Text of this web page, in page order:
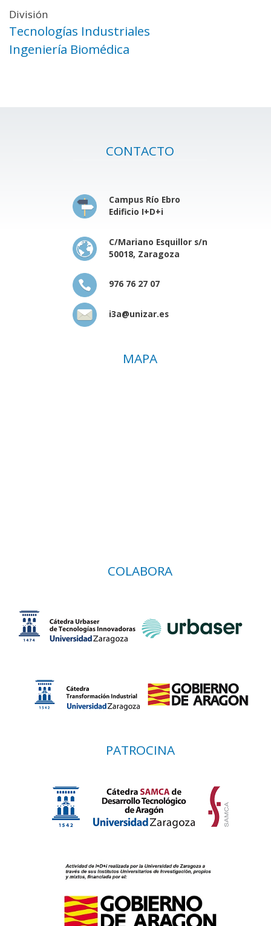
División
Tecnologías Industriales
Ingeniería Biomédica
CONTACTO
Campus Río Ebro
Edificio I+D+i
C/Mariano Esquillor s/n
50018, Zaragoza
976 76 27 07
i3a@unizar.es
MAPA
COLABORA
PATROCINA